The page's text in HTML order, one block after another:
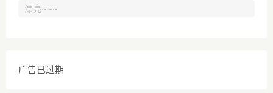
漂亮~~~
广告已过期